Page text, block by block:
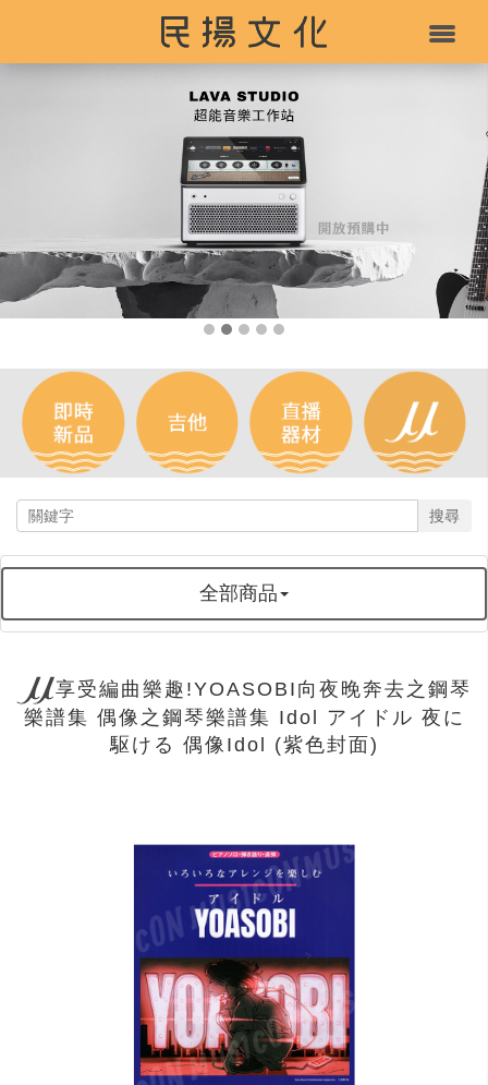
搜尋
全部商品
享受編曲樂趣!YOASOBI向夜晚奔去之鋼琴
樂譜集 偶像之鋼琴樂譜集 Idol アイドル 夜に
駆ける 偶像Idol (紫色封面)